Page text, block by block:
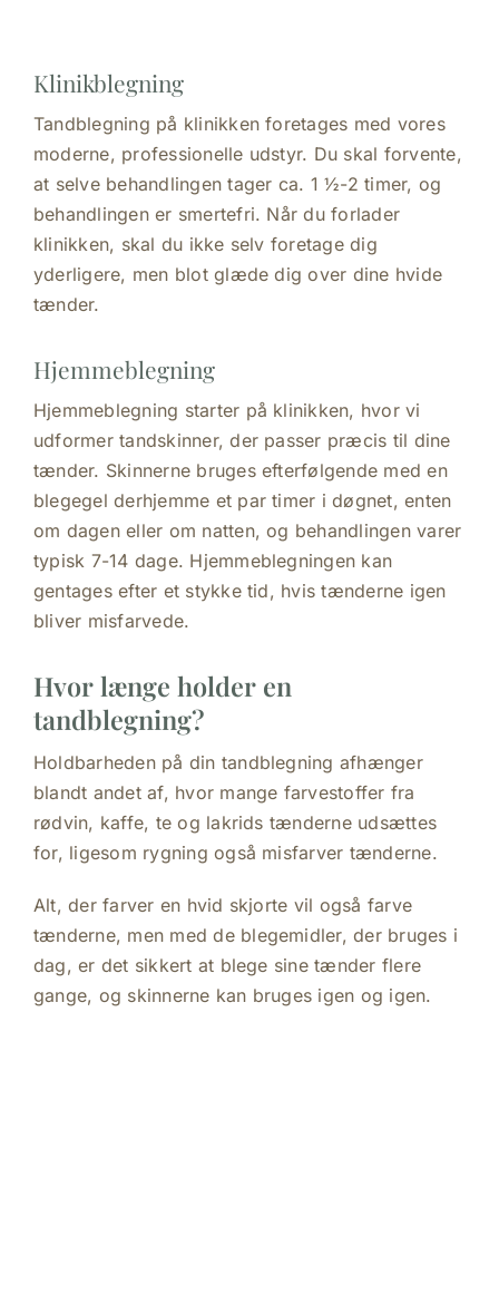
Klinikblegning
Tandblegning på klinikken foretages med vores
moderne, professionelle udstyr. Du skal forvente,
at selve behandlingen tager ca. 1 ½-2 timer, og
behandlingen er smertefri. Når du forlader
klinikken, skal du ikke selv foretage dig
yderligere, men blot glæde dig over dine hvide
tænder.
Hjemmeblegning
Hjemmeblegning starter på klinikken, hvor vi
udformer tandskinner, der passer præcis til dine
tænder. Skinnerne bruges efterfølgende med en
blegegel derhjemme et par timer i døgnet, enten
om dagen eller om natten, og behandlingen varer
typisk 7-14 dage. Hjemmeblegningen kan
gentages efter et stykke tid, hvis tænderne igen
bliver misfarvede.
Hvor længe holder en
tandblegning?
Holdbarheden på din tandblegning afhænger
blandt andet af, hvor mange farvestoffer fra
rødvin, kaffe, te og lakrids tænderne udsættes
for, ligesom rygning også misfarver tænderne.
Alt, der farver en hvid skjorte vil også farve
tænderne, men med de blegemidler, der bruges i
dag, er det sikkert at blege sine tænder flere
gange, og skinnerne kan bruges igen og igen.